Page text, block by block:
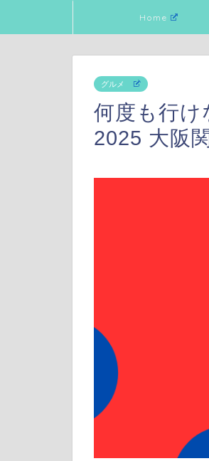
Home
グルメ
何度も行け
2025 大阪